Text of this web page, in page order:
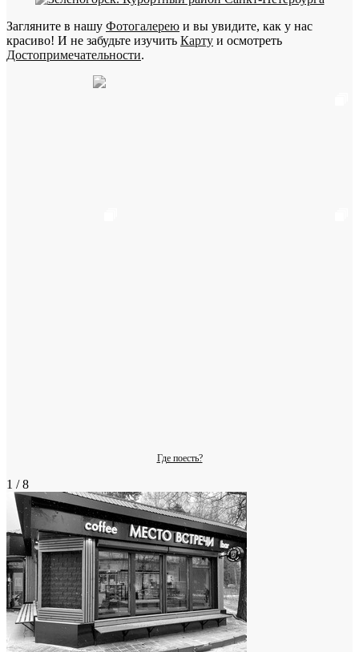
Загляните в нашу Фотогалерею и вы увидите, как у нас
красиво! И не забудьте изучить Карту и осмотреть
Достопримечательности.
Где поесть?
1 / 8